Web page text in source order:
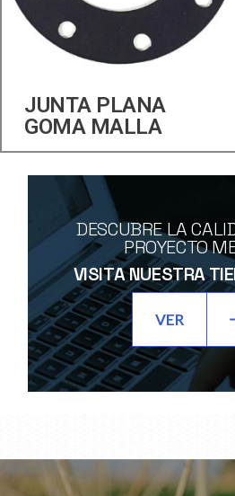
JUNTA PLANA
GOMA MALLA
DESCUBRE LA
PROYECTO
VISITA NUESTRA
VER